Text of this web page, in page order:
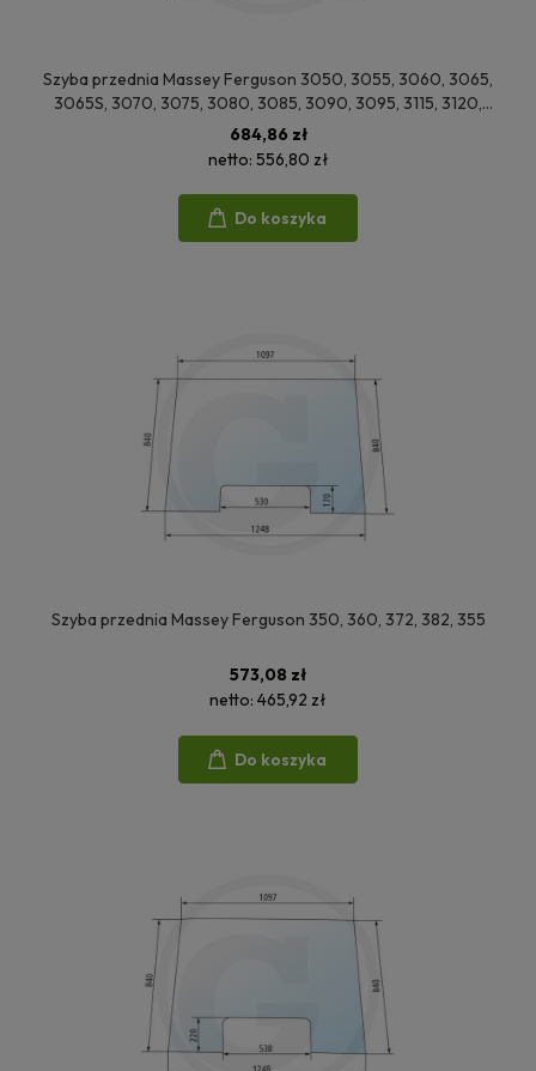
Szyba przednia Massey Ferguson 3050, 3055, 3060, 3065,
3065S, 3070, 3075, 3080, 3085, 3090, 3095, 3115, 3120,
3120T, 3125, 3140, 3610, 3630, 3635, 3645
684,86 zł
netto: 556,80 zł
Do koszyka
Szyba przednia Massey Ferguson 350, 360, 372, 382, 355
573,08 zł
netto: 465,92 zł
Do koszyka